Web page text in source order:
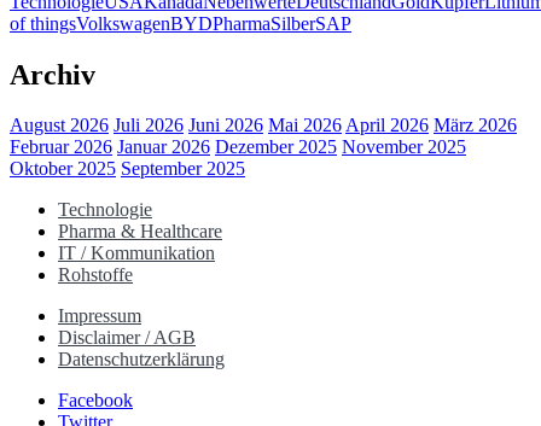
of thingsVolkswagenBYDPharmaSilberSAP
Archiv
August 2026 Juli 2026 Juni 2026 Mai 2026April 2026 März 2026
Februar 2026 Januar 2026 Dezember 2025 November 2025
Oktober 2025 September 2025
Technologie
Pharma & Healthcare
IT / Kommunikation
Rohstoffe
Impressum
Disclaimer / AGB
Datenschutzerklärung
Facebook